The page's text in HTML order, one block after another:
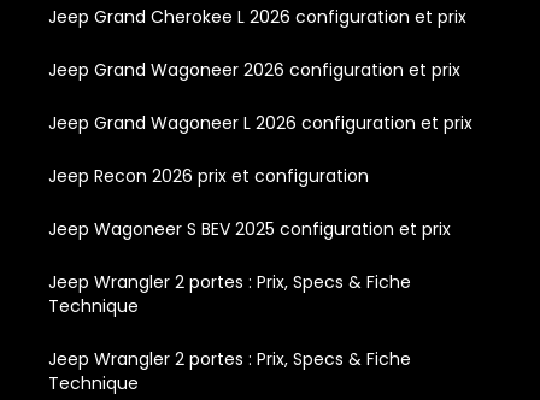
Jeep Grand Cherokee L 2026 configuration et prix
Jeep Grand Wagoneer 2026 configuration et prix
Jeep Grand Wagoneer L 2026 configuration et prix
Jeep Recon 2026 prix et configuration
Jeep Wagoneer S BEV 2025 configuration et prix
Jeep Wrangler 2 portes : Prix, Specs & Fiche
Technique
Jeep Wrangler 2 portes : Prix, Specs & Fiche
Technique